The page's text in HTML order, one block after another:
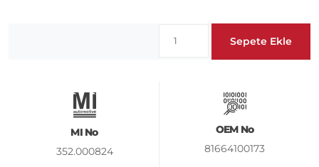
Sepete Ekle
MI No
352.000824
OEM No
81664100173